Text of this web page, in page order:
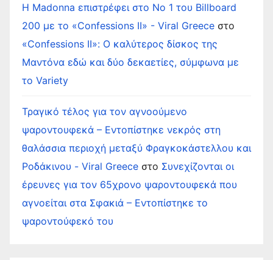
Η Madonna επιστρέφει στο Νο 1 του Billboard
200 με το «Confessions II» - Viral Greece στο
«Confessions II»: Ο καλύτερος δίσκος της
Μαντόνα εδώ και δύο δεκαετίες, σύμφωνα με
το Variety
Τραγικό τέλος για τον αγνοούμενο
ψαροντουφεκά – Εντοπίστηκε νεκρός στη
θαλάσσια περιοχή μεταξύ Φραγκοκάστελλου και
Ροδάκινου - Viral Greece στο Συνεχίζονται οι
έρευνες για τον 65χρονο ψαροντουφεκά που
αγνοείται στα Σφακιά – Εντοπίστηκε το
ψαροντούφεκό του